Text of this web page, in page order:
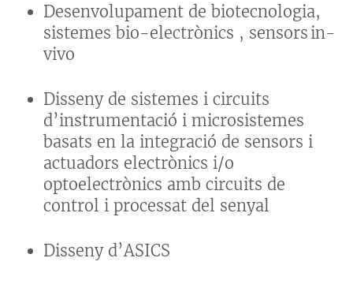
Desenvolupament de biotecnologia,
sistemes bio-electrònics , sensors in-
vivo
Disseny de sistemes i circuits
d’instrumentació i microsistemes
basats en la integració de sensors i
actuadors electrònics i/o
optoelectrònics amb circuits de
control i processat del senyal
Disseny d’ASICS